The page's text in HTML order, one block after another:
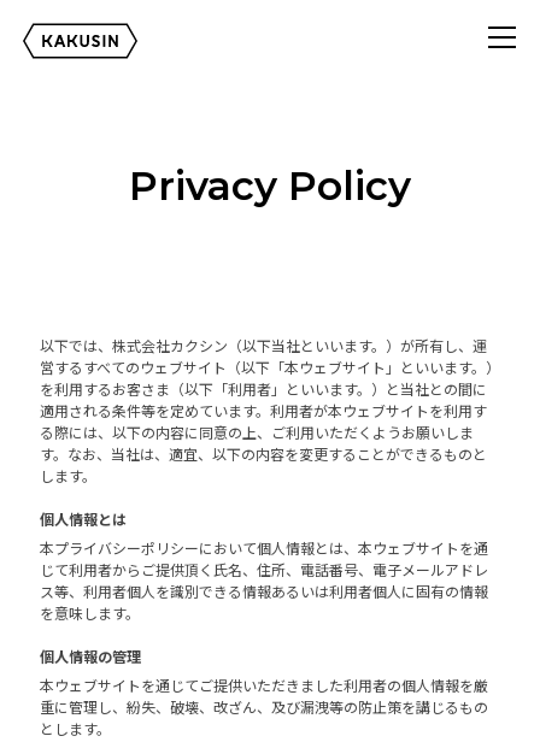
Privacy Policy
以下では、株式会社カクシン（以下当社といいます。）が所有し、運
営するすべてのウェブサイト（以下「本ウェブサイト」といいます。）
を利用するお客さま（以下「利用者」といいます。）と当社との間に
適用される条件等を定めています。利用者が本ウェブサイトを利用す
る際には、以下の内容に同意の上、ご利用いただくようお願いしま
す。なお、当社は、適宜、以下の内容を変更することができるものと
します。
個人情報とは
本プライバシーポリシーにおいて個人情報とは、本ウェブサイトを通
じて利用者からご提供頂く氏名、住所、電話番号、電子メールアドレ
ス等、利用者個人を識別できる情報あるいは利用者個人に固有の情報
を意味します。
個人情報の管理
本ウェブサイトを通じてご提供いただきました利用者の個人情報を厳
重に管理し、紛失、破壊、改ざん、及び漏洩等の防止策を講じるもの
とします。